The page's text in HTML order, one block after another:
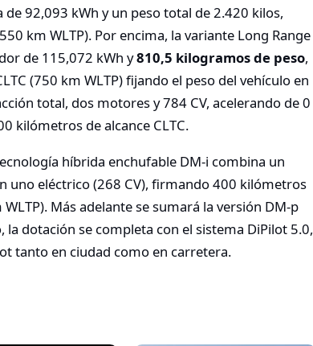
92,093 kWh y un peso total de 2.420 kilos,
km WLTP). Por encima, la variante Long Range
de 115,072 kWh y810,5 kilogramos de peso,
(750 km WLTP) fijando el peso del vehículo en
total, dos motores y 784 CV, acelerando de 0
kilómetros de alcance CLTC.
híbrida enchufable DM-i combina un
uno eléctrico (268 CV), firmando 400 kilómetros
Más adelante se sumará la versión DM-p
la dotación se completa con el sistema DiPilot 5.0,
tanto en ciudad como en carretera.